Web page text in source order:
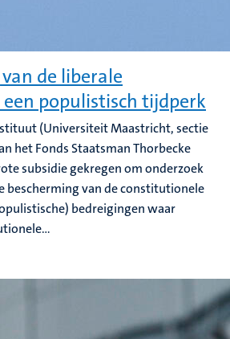
de liberale
populistisch tijdperk
(Universiteit Maastricht, sectie
het Fonds Staatsman Thorbecke
subsidie gekregen om onderzoek
bescherming van de constitutionele
bedreigingen waar